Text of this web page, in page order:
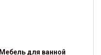
Мебель для ванной